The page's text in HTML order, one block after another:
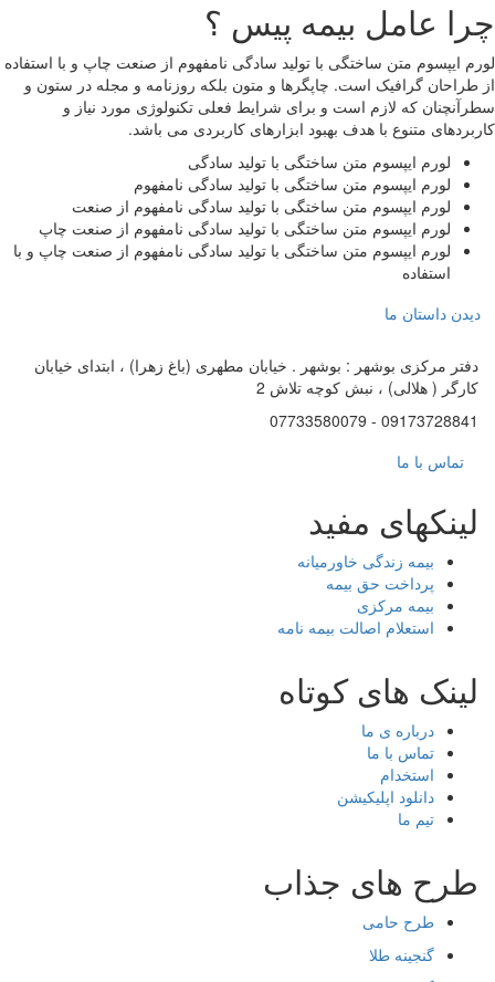
چرا عامل بیمه پیس ؟
لورم ایپسوم متن ساختگی با تولید سادگی نامفهوم از صنعت چاپ و با استفاده
از طراحان گرافیک است. چاپگرها و متون بلکه روزنامه و مجله در ستون و
سطرآنچنان که لازم است و برای شرایط فعلی تکنولوژی مورد نیاز و
کاربردهای متنوع با هدف بهبود ابزارهای کاربردی می باشد.
لورم ایپسوم متن ساختگی با تولید سادگی
لورم ایپسوم متن ساختگی با تولید سادگی نامفهوم
لورم ایپسوم متن ساختگی با تولید سادگی نامفهوم از صنعت
لورم ایپسوم متن ساختگی با تولید سادگی نامفهوم از صنعت چاپ
لورم ایپسوم متن ساختگی با تولید سادگی نامفهوم از صنعت چاپ و با
استفاده
دیدن داستان ما
دفتر مرکزی بوشهر : بوشهر . خیابان مطهری (باغ زهرا) ، ابتدای خیابان
کارگر ( هلالی) ، نبش کوچه تلاش 2
09173728841 - 07733580079
تماس با ما
لینکهای مفید
بیمه زندگی خاورمیانه
پرداخت حق بیمه
بیمه مرکزی
استعلام اصالت بیمه نامه
لینک های کوتاه
درباره ی ما
تماس با ما
استخدام
دانلود اپلیکیشن
تیم ما
طرح های جذاب
طرح حامی
گنجینه طلا